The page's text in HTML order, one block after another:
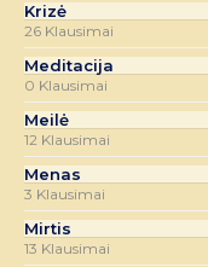
Krizė
26 Klausimai
Meditacija
0 Klausimai
Meilė
12 Klausimai
Menas
3 Klausimai
Mirtis
13 Klausimai